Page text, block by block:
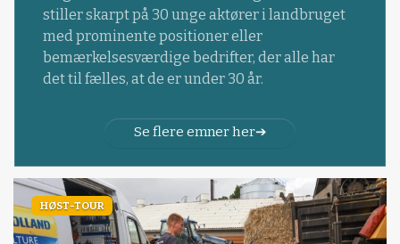
stiller skarpt på 30 unge aktører i landbruget
med prominente positioner eller
bemærkelsesværdige bedrifter, der alle har
det til fælles, at de er under 30 år.
Se flere emner her
HØST-TOUR